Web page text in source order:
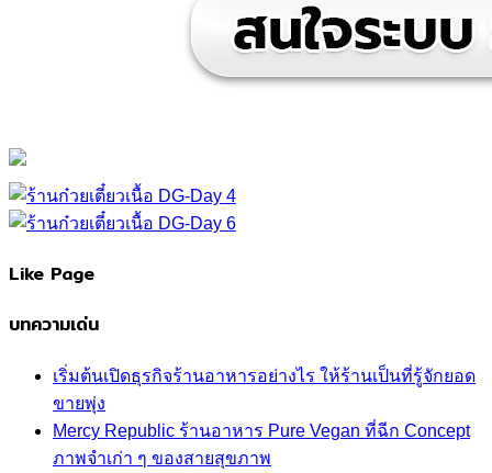
Like Page
บทความเด่น
เริ่มต้นเปิดธุรกิจร้านอาหารอย่างไร ให้ร้านเป็นที่รู้จักยอด
ขายพุ่ง
Mercy Republic ร้านอาหาร Pure Vegan ที่ฉีก Concept
ภาพจำเก่า ๆ ของสายสุขภาพ